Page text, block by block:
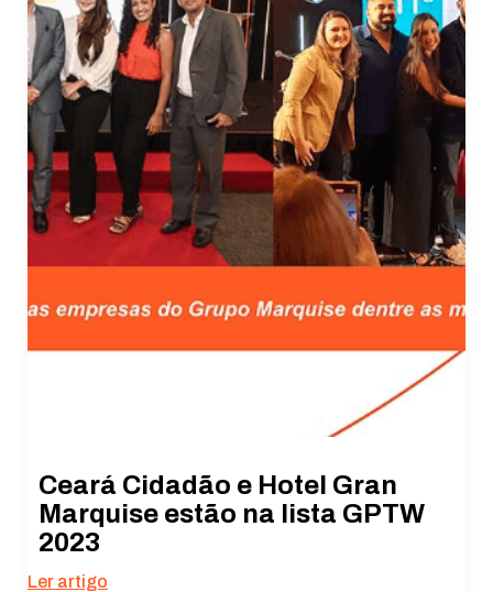
Ceará Cidadão e Hotel Gran
Marquise estão na lista GPTW
2023
Ler artigo